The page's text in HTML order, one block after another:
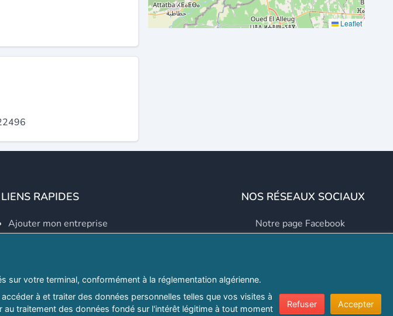
Leaflet
LIENS RAPIDES
Ajouter mon entreprise
Explorer par secteurs
Explorer par willayas
NOS RÉSEAUX SOCIAUX
Notre page Facebook
Notre page Twitter
votre terminal, conformément à la réglementation algérienne.
à et traiter des données personnelles telles que vos visites à
traitement des données fondé sur l'intérêt légitime à tout moment
Refuser Accepter